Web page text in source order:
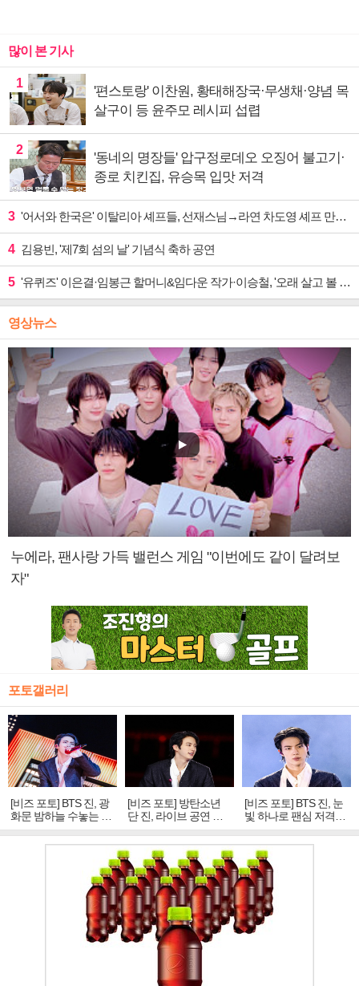
많이 본 기사
1
'편스토랑' 이찬원, 황태해장국·무생채·양념 목
살구이 등 윤주모 레시피 섭렵
2
'동네의 명장들' 압구정로데오 오징어 불고기·
종로 치킨집, 유승목 입맛 저격
3 '어서와 한국은' 이탈리아 셰프들, 선재스님→라연 차도영 셰프 만난다
4 김용빈, '제7회 섬의 날' 기념식 축하 공연
5 '유퀴즈' 이은결·임봉근 할머니&임다운 작가·이승철, '오래 살고 볼 일' 특집 출격
영상뉴스
누에라, 팬사랑 가득 밸런스 게임 "이번에도 같이 달려보
자"
포토갤러리
[비즈 포토] BTS 진, 광
화문 밤하늘 수놓는 '비
주얼 킹'의 열창
[비즈 포토] 방탄소년
단 진, 라이브 공연 중
빛나는 독보적 아우라
[비즈 포토] BTS 진, 눈
빛 하나로 팬심 저격…
독보적 카리스마